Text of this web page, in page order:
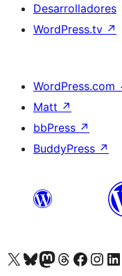
Desarrolladores
WordPress.tv ↗
WordPress.com
Matt ↗
bbPress ↗
BuddyPress ↗
Visita nuestra cuenta de X (anteriormente Twitter)
Visita nuestra cuenta de Bluesky
Visita nuestra cuenta de Mastodon
Visita nuestra cuenta de Threads
Visita nuestra
Visita Visita